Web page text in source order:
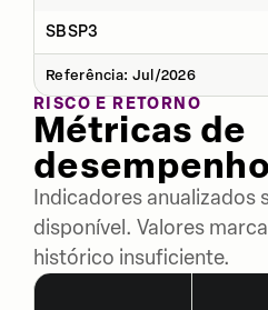
SBSP3
Referência: Jul/2026
RISCO E RETORNO
Métricas de
desempenho
Indicadores anualizados
disponível. Valores
histórico insuficiente.